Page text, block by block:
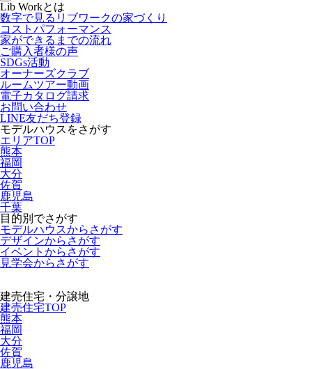
Lib Workとは
数字で見るリブワークの家づくり
コストパフォーマンス
家ができるまでの流れ
ご購入者様の声
SDGs活動
オーナーズクラブ
ルームツアー動画
電子カタログ請求
お問い合わせ
LINE友だち登録
モデルハウスをさがす
エリアTOP
熊本
福岡
大分
佐賀
鹿児島
千葉
目的別でさがす
モデルハウスからさがす
デザインからさがす
イベントからさがす
見学会からさがす
建売住宅・分譲地
建売住宅TOP
熊本
福岡
大分
佐賀
鹿児島